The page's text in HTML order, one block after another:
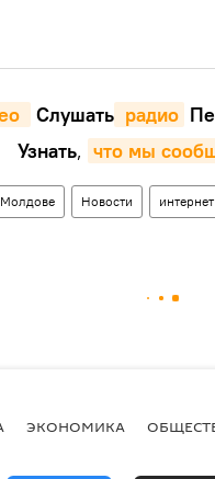
Cлушать радио
Узнать, что мы
Новости интернет
ЭКОНОМИКА